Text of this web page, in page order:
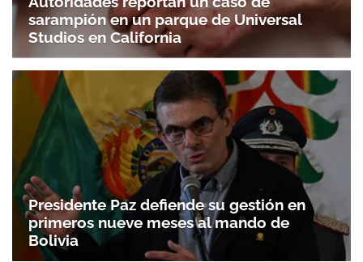
sarampión en un parque de Universal
Studios en California
Presidente Paz defiende su gestión en
primeros nueve meses al mando de
Bolivia